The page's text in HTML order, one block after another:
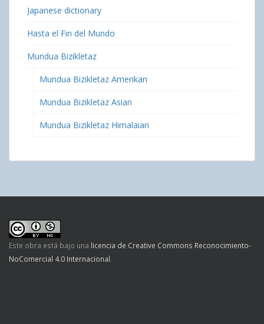
Japanese dictionary
Hasta el Fin del Mundo
Mundua Bizikletaz
Mundua Bizikletaz Amerikan
Mundua Bizikletaz Asian
Mundua Bizikletaz Himalaian
Este obra está bajo una licencia de Creative Commons Reconocimiento-
NoComercial 4.0 Internacional.